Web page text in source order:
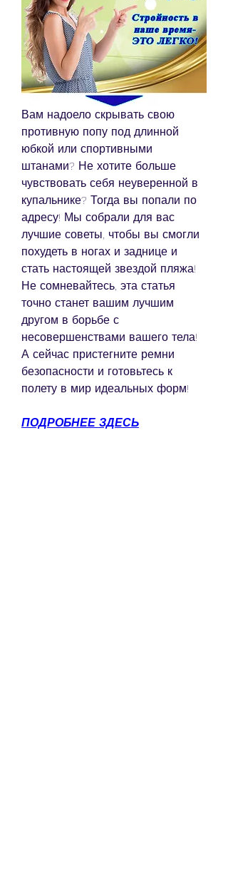
Вам надоело скрывать свою
противную попу под длинной
юбкой или спортивными
штанами? Не хотите больше
чувствовать себя неуверенной в
купальнике? Тогда вы попали по
адресу! Мы собрали для вас
лучшие советы, чтобы вы смогли
похудеть в ногах и заднице и
стать настоящей звездой пляжа!
Не сомневайтесь, эта статья
точно станет вашим лучшим
другом в борьбе с
несовершенствами вашего тела!
А сейчас пристегните ремни
безопасности и готовьтесь к
полету в мир идеальных форм!
ПОДРОБНЕЕ ЗДЕСЬ